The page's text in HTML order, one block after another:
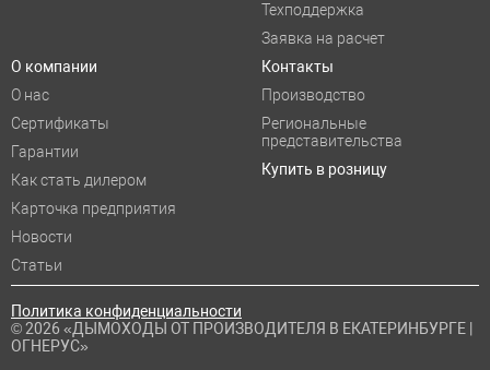
Политика конфиденциальности
© 2026 «ДЫМОХОДЫ ОТ ПРОИЗВОДИТЕЛЯ В ЕКАТЕРИНБУРГЕ |
ОГНЕРУС»
Техподдержка
Заявка на расчет
О компании
О нас
Сертификаты
Гарантии
Как стать дилером
Карточка предприятия
Новости
Статьи
Контакты
Производство
Региональные
представительства
Купить в розницу